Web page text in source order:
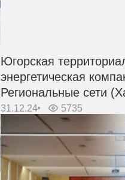
Югорская
энергетическая
Региональные сети
31.12.24 5735